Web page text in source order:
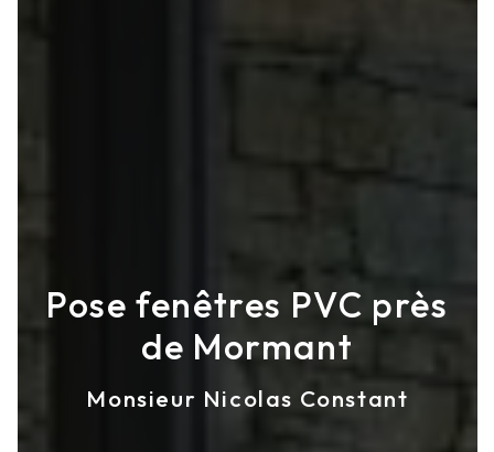
Pose fenêtres PVC près
de Mormant
Monsieur Nicolas Constant